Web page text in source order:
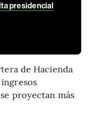
presidencial
de Hacienda
proyectan más